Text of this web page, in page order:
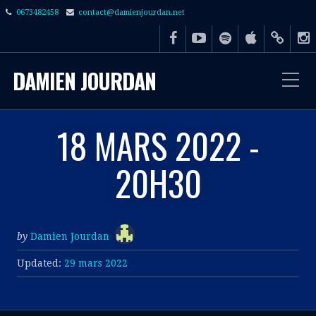
0673482458 contact@damienjourdan.net
DAMIEN JOURDAN
18 MARS 2022 -
20H30
by Damien Jourdan
Updated: 29 mars 2022